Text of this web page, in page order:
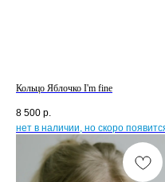
Кольцо Яблочко I'm fine
8 500 р.